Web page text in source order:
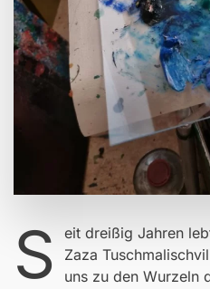
S
eit dreißig Jahren
Zaza
uns zu den Wurzeln